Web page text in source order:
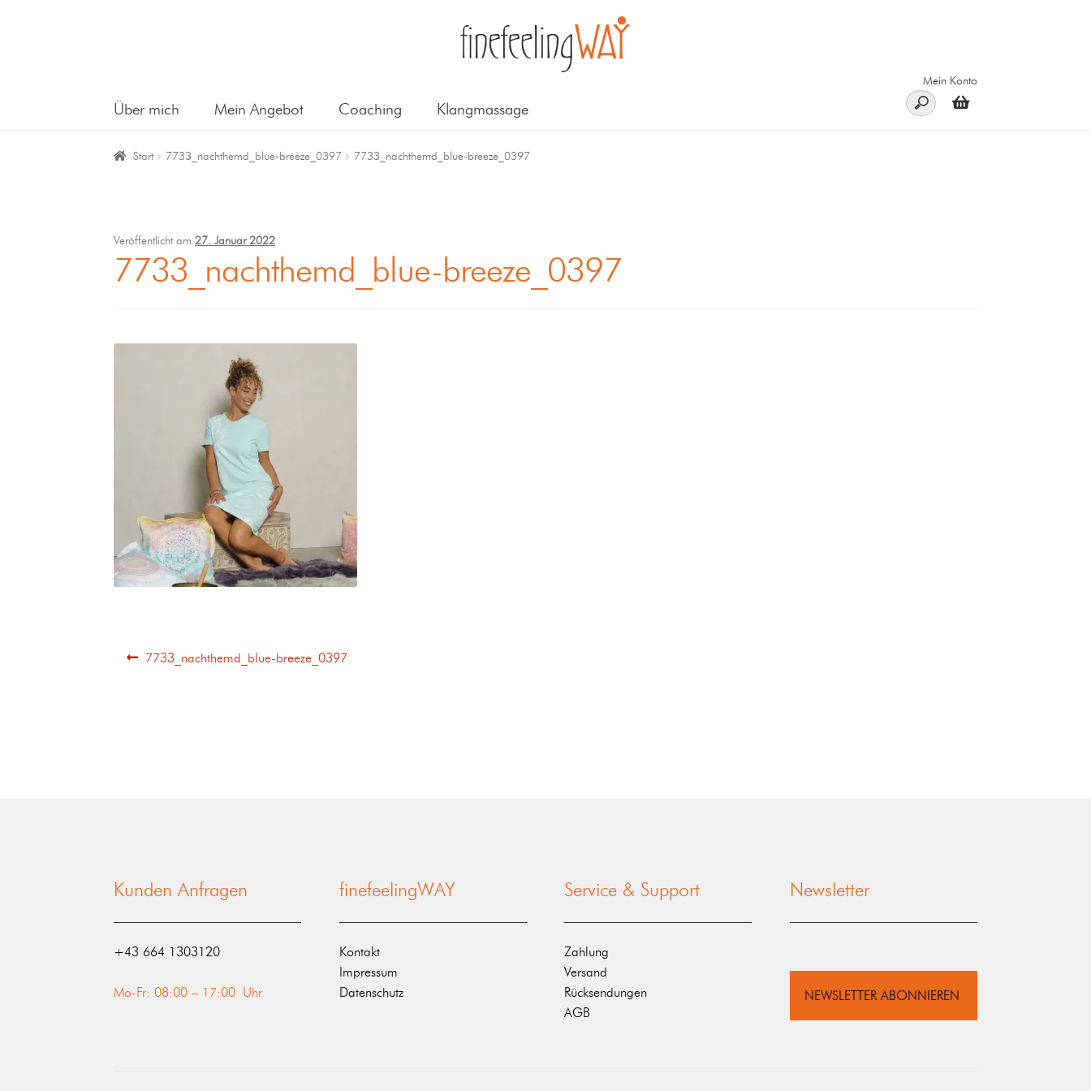
Über mich Mein Angebot Coaching Klangmassage
Mein Konto
Start 7733_nachthemd_blue-breeze_0397 7733_nachthemd_blue-breeze_0397
Veröffentlicht am27. Januar 2022
7733_nachthemd_blue-breeze_0397
7733_nachthemd_blue-breeze_0397
Kunden Anfragen
‭+43 664 1303120‬
Mo-Fr: 08:00 – 17:00 Uhr
finefeelingWAY
Kontakt
Impressum
Datenschutz
Service & Support
Zahlung
Versand
Rücksendungen
AGB
Newsletter
NEWSLETTER ABONNIEREN